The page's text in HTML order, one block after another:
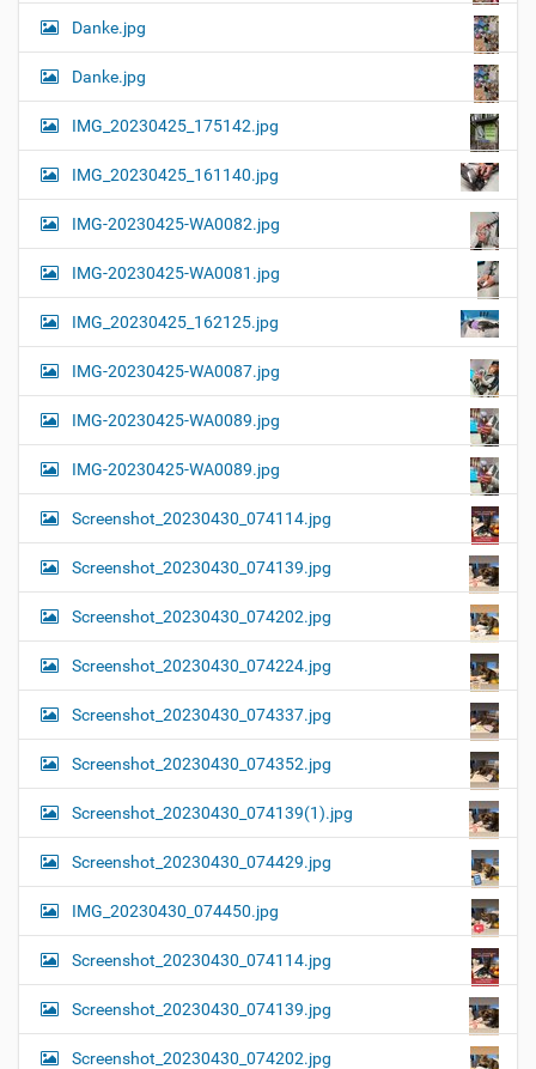
Danke.jpg
Danke.jpg
IMG_20230425_175142.jpg
IMG_20230425_161140.jpg
IMG-20230425-WA0082.jpg
IMG-20230425-WA0081.jpg
IMG_20230425_162125.jpg
IMG-20230425-WA0087.jpg
IMG-20230425-WA0089.jpg
IMG-20230425-WA0089.jpg
Screenshot_20230430_074114.jpg
Screenshot_20230430_074139.jpg
Screenshot_20230430_074202.jpg
Screenshot_20230430_074224.jpg
Screenshot_20230430_074337.jpg
Screenshot_20230430_074352.jpg
Screenshot_20230430_074139(1).jpg
Screenshot_20230430_074429.jpg
IMG_20230430_074450.jpg
Screenshot_20230430_074114.jpg
Screenshot_20230430_074139.jpg
Screenshot_20230430_074202.jpg